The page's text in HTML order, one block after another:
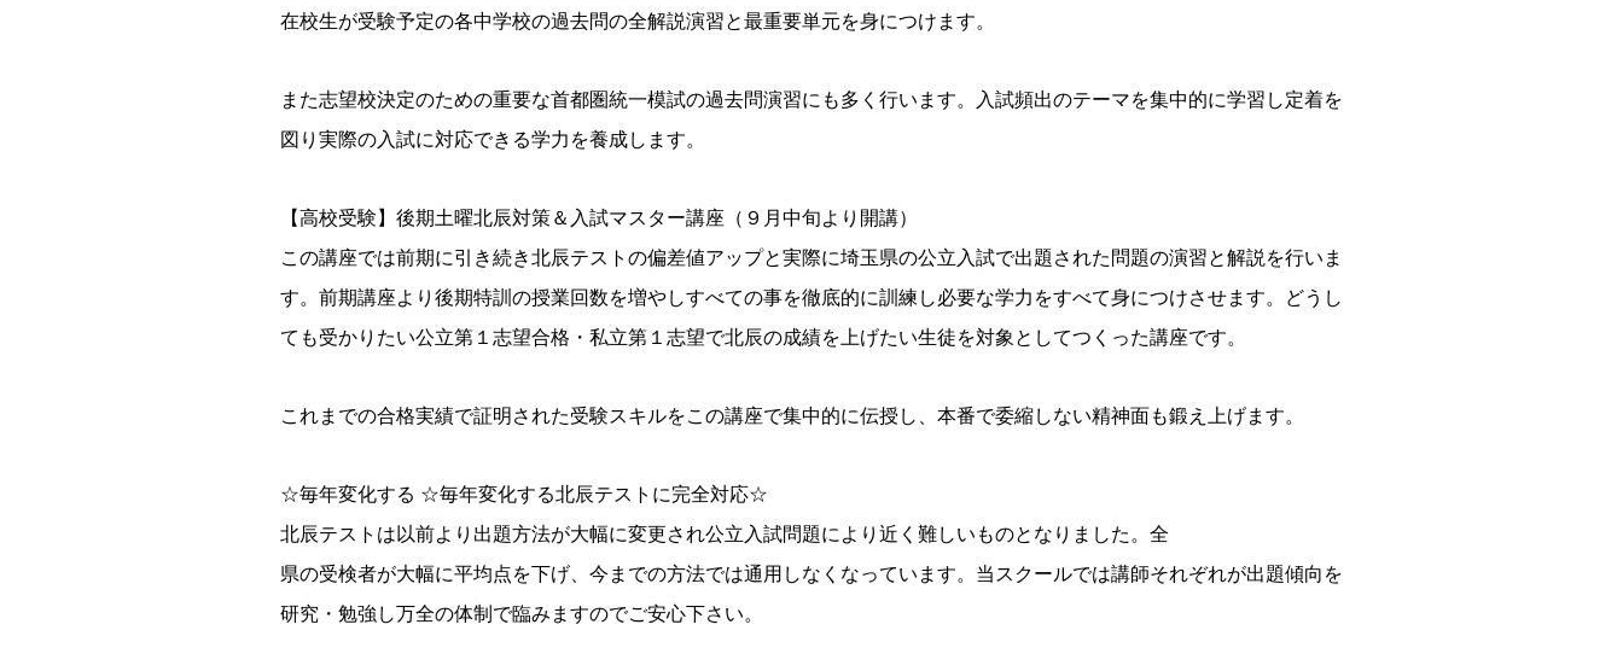
在校生が受験予定の各中学校の過去問の全解説演習と最重要単元を身につけます。
また志望校決定のための重要な首都圏統一模試の過去問演習にも多く行います。入試頻出のテーマを集中的に学習し定着を
図り実際の入試に対応できる学力を養成します。
【高校受験】後期土曜北辰対策＆入試マスター講座（９月中旬より開講）
この講座では前期に引き続き北辰テストの偏差値アップと実際に埼玉県の公立入試で出題された問題の演習と解説を行いま
す。前期講座より後期特訓の授業回数を増やしすべての事を徹底的に訓練し必要な学力をすべて身につけさせます。どうし
ても受かりたい公立第１志望合格・私立第１志望で北辰の成績を上げたい生徒を対象としてつくった講座です。
これまでの合格実績で証明された受験スキルをこの講座で集中的に伝授し、本番で委縮しない精神面も鍛え上げます。
☆毎年変化する ☆毎年変化する北辰テストに完全対応☆
北辰テストは以前より出題方法が大幅に変更され公立入試問題により近く難しいものとなりました。全
県の受検者が大幅に平均点を下げ、今までの方法では通用しなくなっています。当スクールでは講師それぞれが出題傾向を
研究・勉強し万全の体制で臨みますのでご安心下さい。